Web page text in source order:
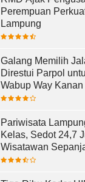
Perempuan
Lampung
Galang Memilih
Direstui Parpol
Wabup Way Kanan
Pariwisata
Kelas, Sedot 24,7
Wisatawan
2025